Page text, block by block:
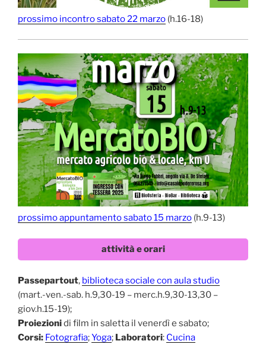
prossimo incontro sabato 22 marzo (h.16-18)
prossimo appuntamento sabato 15 marzo (h.9-13)
attività e orari
Passepartout, biblioteca sociale con aula studio
(mart.-ven.-sab. h.9,30-19 – merc.h.9,30-13,30 –
giov.h.15-19);
Proiezionidi film in saletta il venerdì e sabato;
Corsi: Fotografia;Yoga; Laboratori: Cucina